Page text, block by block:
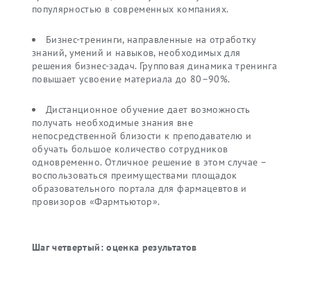
популярностью в современных компаниях.
Бизнес-тренинги, направленные на отработку
знаний, умений и навыков, необходимых для
решения бизнес-задач. Групповая динамика тренинга
повышает усвоение материала до 80–90%.
Дистанционное обучение дает возможность
получать необходимые знания вне
непосредственной близости к преподавателю и
обучать большое количество сотрудников
одновременно. Отличное решение в этом случае –
воспользоваться преимуществами площадок
образовательного портала для фармацевтов и
провизоров «Фармтьютор».
Шаг четвертый: оценка результатов